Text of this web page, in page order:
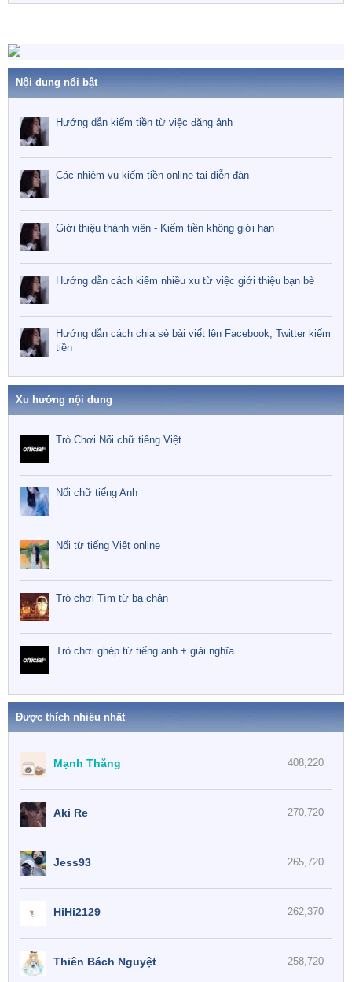
Nội dung nổi bật
Hướng dẫn kiếm tiền từ việc đăng ảnh
Các nhiệm vụ kiếm tiền online tại diễn đàn
Giới thiệu thành viên - Kiếm tiền không giới hạn
Hướng dẫn cách kiếm nhiều xu từ việc giới thiệu bạn bè
Hướng dẫn cách chia sẻ bài viết lên Facebook, Twitter kiếm
tiền
Xu hướng nội dung
Trò Chơi Nối chữ tiếng Việt
Nối chữ tiếng Anh
Nối từ tiếng Việt online
Trò chơi Tìm từ ba chân
Trò chơi ghép từ tiếng anh + giải nghĩa
Được thích nhiều nhất
408,220
Mạnh Thăng
270,720
Aki Re
265,720
Jess93
262,370
HiHi2129
258,720
Thiên Bách Nguyệt